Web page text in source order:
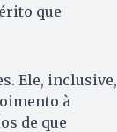
que
Ele, inclusive,
à
de que